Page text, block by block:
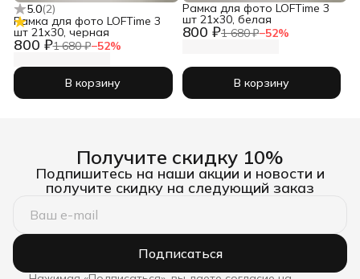
5.0(2)
800 ₽1 680 ₽−52%
Рамка для фото LOFTime 3
шт 21х30, черная
В корзину
800 ₽1 680 ₽−52%
Рамка для фото LOFTime 3
шт 21х30, белая
В корзину
Получите скидку 10%
Подпишитесь на наши акции и новости и
получите скидку на следующий заказ
Подписаться